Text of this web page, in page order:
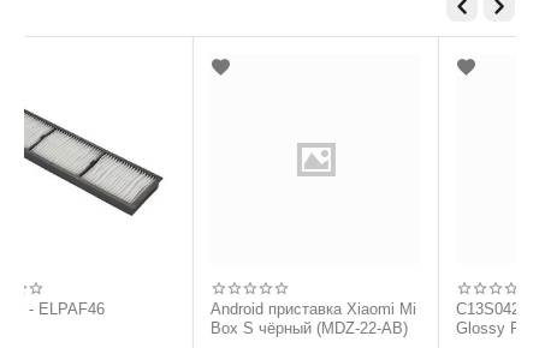
Android приставка Xiaomi Mi
Box S чёрный (MDZ-22-AB)
C13S042091 Premium
Glossy Photo